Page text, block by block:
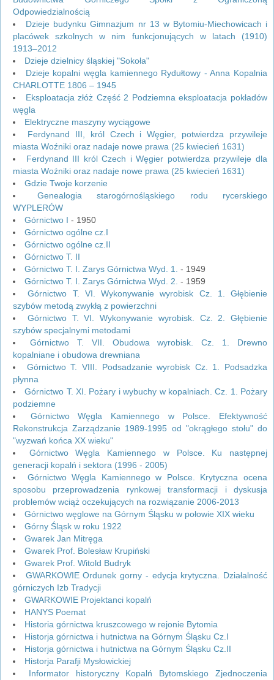
Odpowiedzialnością
Dzieje budynku Gimnazjum nr 13 w Bytomiu-Miechowicach i
placówek szkolnych w nim funkcjonujących w latach (1910)
1913–2012
Dzieje dzielnicy śląskiej "Sokoła"
Dzieje kopalni węgla kamiennego Rydułtowy - Anna Kopalnia
CHARLOTTE 1806 – 1945
Eksploatacja złóż Część 2 Podziemna eksploatacja pokładów
węgla
Elektryczne maszyny wyciągowe
Ferdynand III, król Czech i Węgier, potwierdza przywileje
miasta Woźniki oraz nadaje nowe prawa (25 kwiecień 1631)
Ferdynand III król Czech i Węgier potwierdza przywileje dla
miasta Woźniki oraz nadaje nowe prawa (25 kwiecień 1631)
Gdzie Twoje korzenie
Genealogia starogórnośląskiego rodu rycerskiego
WYPLERÓW
Górnictwo I - 1950
Górnictwo ogólne cz.I
Górnictwo ogólne cz.II
Górnictwo T. II
Górnictwo T. I. Zarys Górnictwa Wyd. 1. - 1949
Górnictwo T. I. Zarys Górnictwa Wyd. 2. - 1959
Górnictwo T. VI. Wykonywanie wyrobisk Cz. 1. Głębienie
szybów metodą zwykłą z powierzchni
Górnictwo T. VI. Wykonywanie wyrobisk. Cz. 2. Głębienie
szybów specjalnymi metodami
Górnictwo T. VII. Obudowa wyrobisk. Cz. 1. Drewno
kopalniane i obudowa drewniana
Górnictwo T. VIII. Podsadzanie wyrobisk Cz. 1. Podsadzka
płynna
Górnictwo T. XI. Pożary i wybuchy w kopalniach. Cz. 1. Pożary
podziemne
Górnictwo Węgla Kamiennego w Polsce. Efektywność
Rekonstrukcja Zarządzanie 1989-1995 od "okrągłego stołu" do
"wyzwań końca XX wieku"
Górnictwo Węgla Kamiennego w Polsce. Ku następnej
generacji kopalń i sektora (1996 - 2005)
Górnictwo Węgla Kamiennego w Polsce. Krytyczna ocena
sposobu przeprowadzenia rynkowej transformacji i dyskusja
problemów wciąż oczekujących na rozwiązanie 2006-2013
Górnictwo węglowe na Górnym Śląsku w połowie XIX wieku
Górny Śląsk w roku 1922
Gwarek Jan Mitręga
Gwarek Prof. Bolesław Krupiński
Gwarek Prof. Witold Budryk
GWARKOWIE Ordunek gorny - edycja krytyczna. Działalność
górniczych Izb Tradycji
GWARKOWIE Projektanci kopalń
HANYS Poemat
Historia górnictwa kruszcowego w rejonie Bytomia
Historja górnictwa i hutnictwa na Górnym Śląsku Cz.I
Historja górnictwa i hutnictwa na Górnym Śląsku Cz.II
Historja Parafji Mysłowickiej
Informator historyczny Kopalń Bytomskiego Zjednoczenia